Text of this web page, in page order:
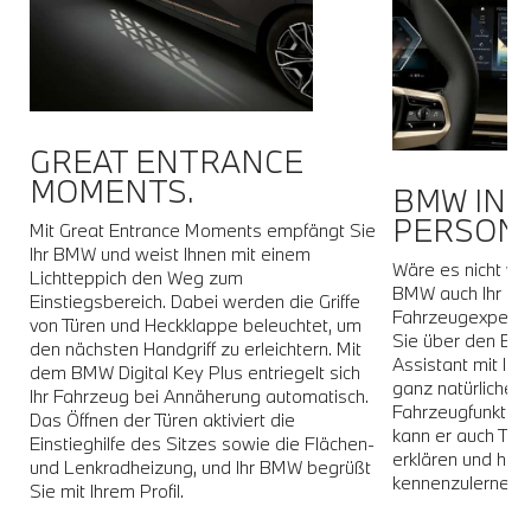
GREAT ENTRANCE
MOMENTS.
Mit Great Entrance Moments empfängt Sie
Ihr BMW und weist Ihnen mit einem
Lichtteppich den Weg zum
Einstiegsbereich. Dabei werden die Griffe
von Türen und Heckklappe beleuchtet, um
den nächsten Handgriff zu erleichtern. Mit
dem BMW Digital Key Plus entriegelt sich
Ihr Fahrzeug bei Annäherung automatisch.
Das Öffnen der Türen aktiviert die
Einstieghilfe des Sitzes sowie die Flächen-
und Lenkradheizung, und Ihr BMW begrüßt
Sie mit Ihrem Profil.
BMW
Wäre es nicht
BMW auch Ihr
Sie über den
Assistant mit
ganz natürliche
kann er auch
erklären und hilft
kennenzulernen.